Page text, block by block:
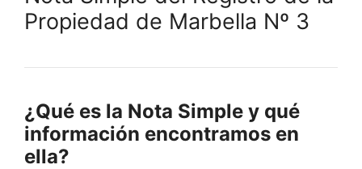
Propiedad de Marbella Nº 3
¿Qué es la Nota Simple y qué
información encontramos en
ella?